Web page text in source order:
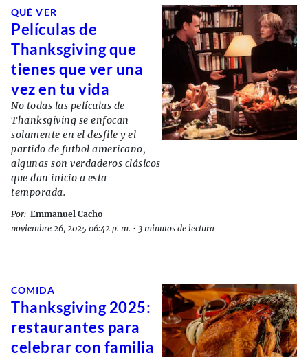
QUÉ VER
Películas de
Thanksgiving que
tienes que ver una
vez en tu vida
No todas las películas de
Thanksgiving se enfocan
solamente en el desfile y el
partido de futbol americano,
algunas son verdaderos clásicos
que dan inicio a esta
temporada.
Por: Emmanuel Cacho
noviembre 26, 2025 06:42 p. m. • 3 minutos de lectura
COMIDA
Thanksgiving 2025:
restaurantes para
celebrar con familia